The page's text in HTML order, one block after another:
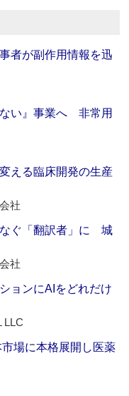
者が副作用情報を迅
ない』事業へ 非常用
える臨床開発の生産
社
なぐ「翻訳者」に 城
社
ョンにAIをどれだけ
LLC
場に本格展開し医薬